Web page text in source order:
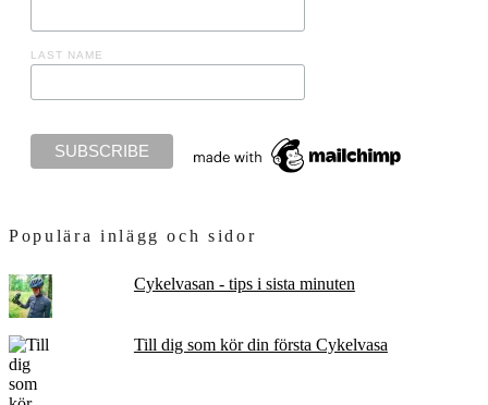
LAST NAME
Populära inlägg och sidor
Cykelvasan - tips i sista minuten
Till dig som kör din första Cykelvasa